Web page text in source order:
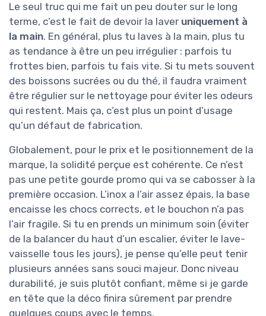
Le seul truc qui me fait un peu douter sur le long
terme, c’est le fait de devoir la laver uniquement à
la main. En général, plus tu laves à la main, plus tu
as tendance à être un peu irrégulier : parfois tu
frottes bien, parfois tu fais vite. Si tu mets souvent
des boissons sucrées ou du thé, il faudra vraiment
être régulier sur le nettoyage pour éviter les odeurs
qui restent. Mais ça, c’est plus un point d’usage
qu’un défaut de fabrication.
Globalement, pour le prix et le positionnement de la
marque, la solidité perçue est cohérente. Ce n’est
pas une petite gourde promo qui va se cabosser à la
première occasion. L’inox a l’air assez épais, la base
encaisse les chocs corrects, et le bouchon n’a pas
l’air fragile. Si tu en prends un minimum soin (éviter
de la balancer du haut d’un escalier, éviter le lave-
vaisselle tous les jours), je pense qu’elle peut tenir
plusieurs années sans souci majeur. Donc niveau
durabilité, je suis plutôt confiant, même si je garde
en tête que la déco finira sûrement par prendre
quelques coups avec le temps.